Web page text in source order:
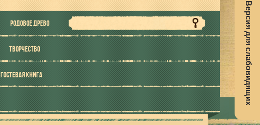
Версия для слабовидящих
РОДОВОЕ ДРЕВО
ТВОРЧЕСТВО
ГОСТЕВАЯ КНИГА